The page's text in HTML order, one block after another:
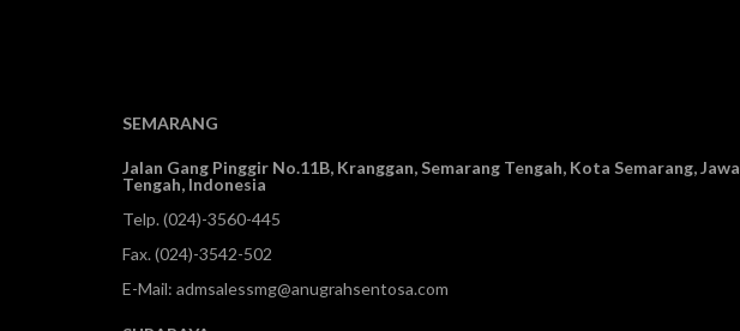
SEMARANG
Jalan Gang Pinggir No.11B, Kranggan,Semarang Tengah, Kota Semarang, Jawa
Tengah, Indonesia
Telp. (024)-3560-445
Fax. (024)-3542-502
E-Mail: admsalessmg@anugrahsentosa.com